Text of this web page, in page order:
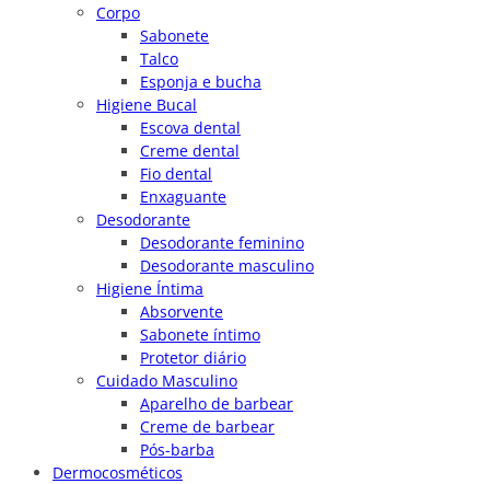
Corpo
Sabonete
Talco
Esponja e bucha
Higiene Bucal
Escova dental
Creme dental
Fio dental
Enxaguante
Desodorante
Desodorante feminino
Desodorante masculino
Higiene Íntima
Absorvente
Sabonete íntimo
Protetor diário
Cuidado Masculino
Aparelho de barbear
Creme de barbear
Pós-barba
Dermocosméticos